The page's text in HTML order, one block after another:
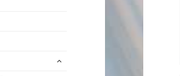
ouvrir